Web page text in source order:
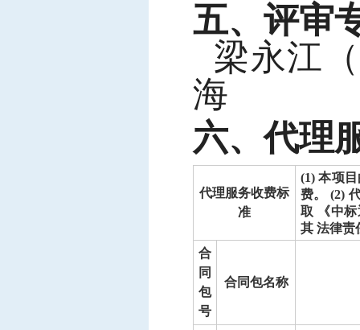
五、评审
梁永江
海
六、代理
代理服务收费标
准
(1) 本项
费。 (2)
取 《中
其 法律责
合
同
包
号
合同包名称